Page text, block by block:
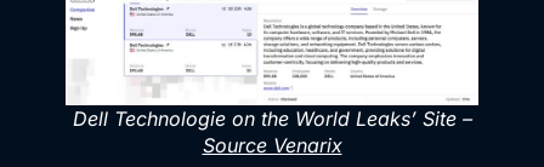
Dell Technologie on the World Leaks’ Site –
Source Venarix